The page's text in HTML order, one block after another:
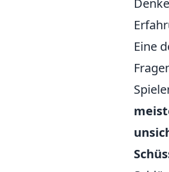
Eine